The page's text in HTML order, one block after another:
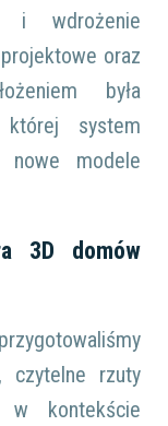
i wdrożenie
oraz
była
której system
nowe modele
3D domów
czytelne rzuty
w kontekście